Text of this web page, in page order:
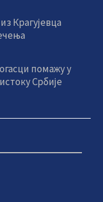
Крагујевца
помажу у
Србије